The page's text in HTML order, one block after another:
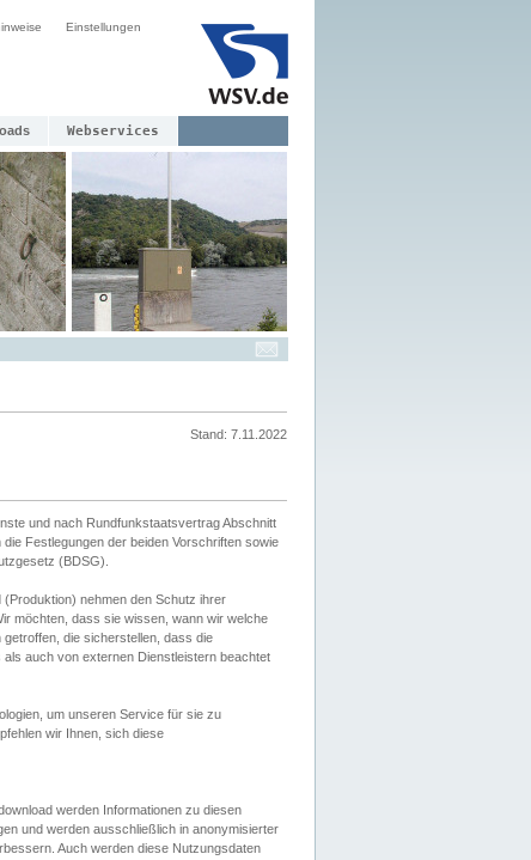
Einstellungen
Webservices
Stand: 7.11.2022
und nach Rundfunkstaatsvertrag Abschnitt
Festlegungen der beiden Vorschriften sowie
(BDSG).
nehmen den Schutz ihrer
möchten, dass sie wissen, wann wir welche
die sicherstellen, dass die
auch von externen Dienstleistern beachtet
um unseren Service für sie zu
wir Ihnen, sich diese
werden Informationen zu diesen
und werden ausschließlich in anonymisierter
Auch werden diese Nutzungsdaten